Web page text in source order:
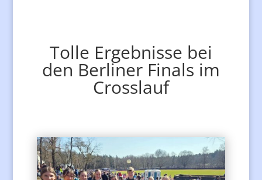
Tolle Ergebnisse bei
den Berliner Finals im
Crosslauf